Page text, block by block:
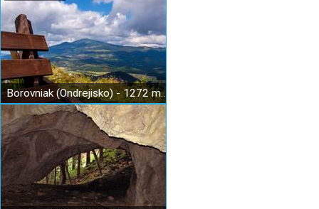
Borovniak (Ondrejisko) - 1272 m n. m.